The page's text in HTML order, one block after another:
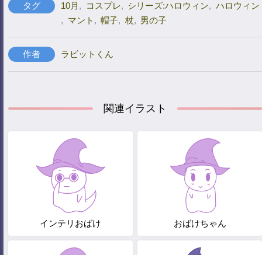
タグ 10月 , コスプレ, シリーズ:ハロウィン, ハロウィン
, マント , 帽子, 杖, 男の子
作者 ラビットくん
関連イラスト
インテリおばけ おばけちゃん